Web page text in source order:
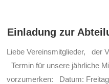
Einladung zur
Liebe Vereinsmitglieder, der
Termin für unsere jährliche
vorzumerken: Datum: